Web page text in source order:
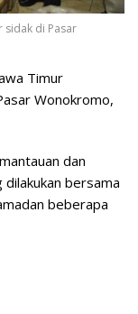
sidak di Pasar
Timur
Wonokromo,
dan
bersama
beberapa